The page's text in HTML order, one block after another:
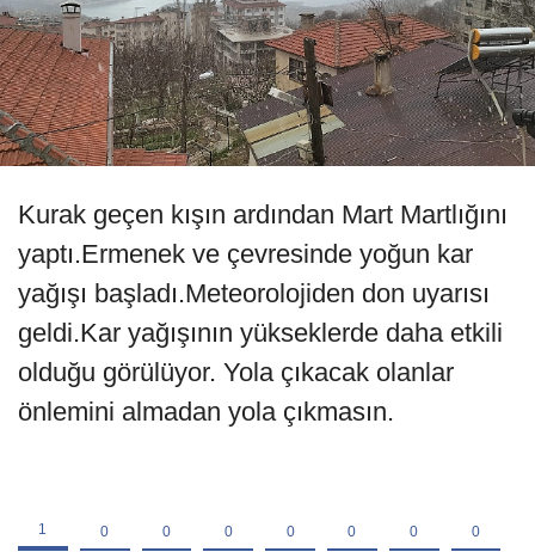
Kurak geçen kışın ardından Mart Martlığını
yaptı.Ermenek ve çevresinde yoğun kar
yağışı başladı.Meteorolojiden don uyarısı
geldi.Kar yağışının yükseklerde daha etkili
olduğu görülüyor. Yola çıkacak olanlar
önlemini almadan yola çıkmasın.